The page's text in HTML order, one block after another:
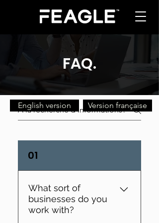
FAQ.
01
What sort of
businesses do you
work with?
English version Version française